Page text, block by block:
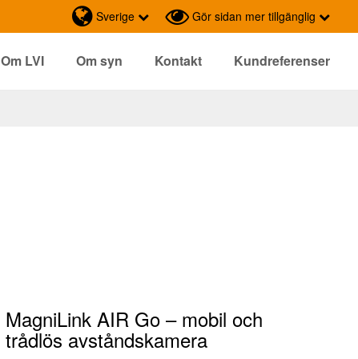
Sverige Gör sidan mer tillgänglig
Om LVI Om syn Kontakt
Kundreferenser
MagniLink AIR Go– mobil och
trådlös avståndskamera